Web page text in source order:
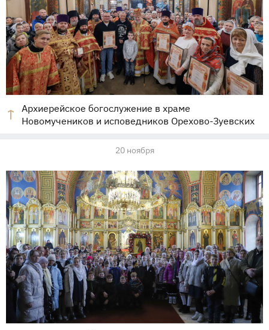
Архиерейское богослужение в храме
Новомучеников и исповедников Орехово-Зуевских
20 ноября